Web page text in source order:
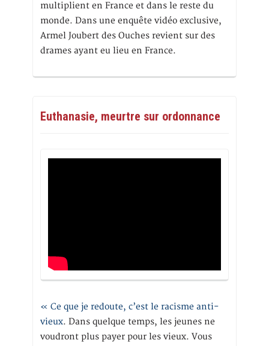
multiplient en France et dans le reste du
monde. Dans une enquête vidéo exclusive,
Armel Joubert des Ouches revient sur des
drames ayant eu lieu en France.
Euthanasie, meurtre sur ordonnance
« Ce que je redoute, c’est le racisme anti-
vieux. Dans quelque temps, les jeunes ne
voudront plus payer pour les vieux. Vous